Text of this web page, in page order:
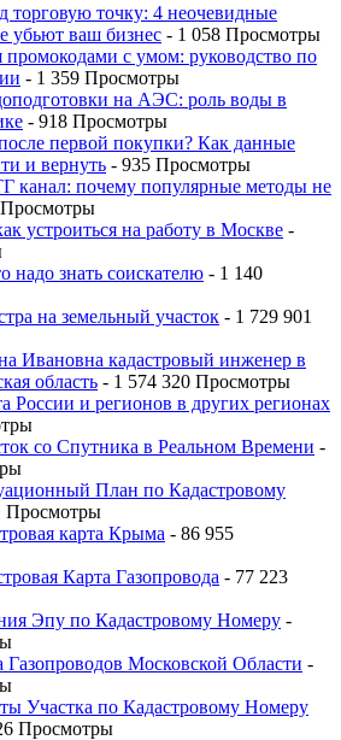
торговую точку: 4 неочевидные
убьют ваш бизнес - 1 058 Просмотры
промокодами с умом: руководство по
- 1 359 Просмотры
на АЭС: роль воды в
- 918 Просмотры
первой покупки? Как данные
и вернуть - 935 Просмотры
канал: почему популярные методы не
устроиться на работу в Москве -
надо знать соискателю - 1 140
на земельный участок - 1 729 901
Ивановна кадастровый инженер в
область - 1 574 320 Просмотры
России и регионов в других регионах
со Спутника в Реальном Времени -
План по Кадастровому
Просмотры
карта Крыма - 86 955
Карта Газопровода - 77 223
Эпу по Кадастровому Номеру -
Московской Области -
Участка по Кадастровому Номеру
Просмотры